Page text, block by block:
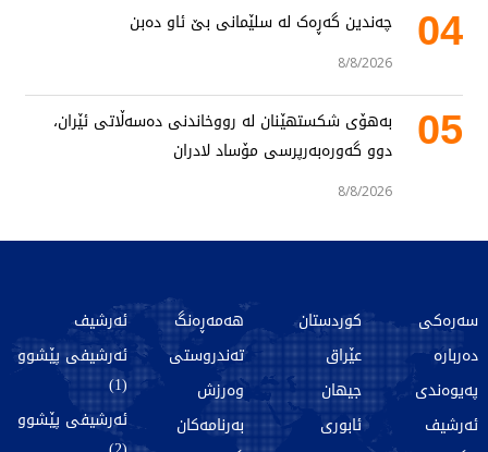
04 چەندین گەڕەک لە سلێمانی بێ ئاو دەبن
8/8/2026
05
بەهۆی شکستهێنان لە رووخاندنی دەسەڵاتی ئێران،
دوو گەورەبەرپرسی مۆساد لادران
8/8/2026
سەرەکی
دەربارە
پەیوەندی
ئەرشیف
کوردستان
عێراق
جیهان
ئابوری
هەمەڕەنگ
تەندروستی
وەرزش
بەرنامەکان
ئەرشیف
ئەرشیفی پێشوو
(1)
ئەرشیفی پێشوو